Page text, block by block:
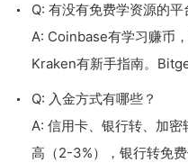
Q: 有没有免费学资源的平
A: Coinbase有学习赚币
Kraken有新手指南。
Q: 入金方式有哪些？
A: 信用卡、银行转、加
高（2-3%），银行转免费